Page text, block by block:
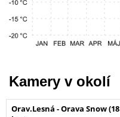
Kamery v okolí
Orav.Lesná - Orava Snow (18